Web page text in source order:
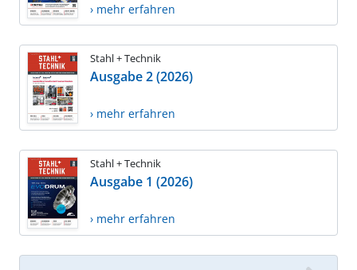
› mehr erfahren
Stahl + Technik
Ausgabe 2 (2026)
› mehr erfahren
Stahl + Technik
Ausgabe 1 (2026)
› mehr erfahren